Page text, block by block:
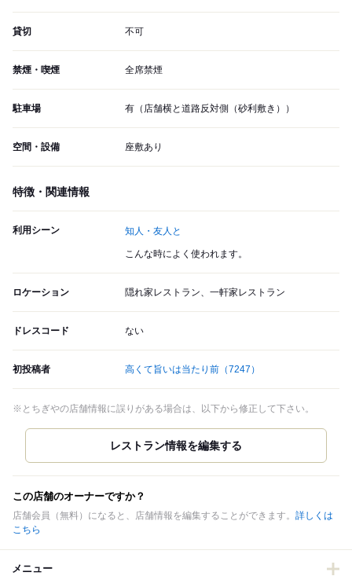
貸切 不可
禁煙・喫煙 全席禁煙
駐車場 有（店舗横と道路反対側（砂利敷き））
空間・設備 座敷あり
特徴・関連情報
利用シーン 知人・友人と
こんな時によく使われます。
ロケーション 隠れ家レストラン、一軒家レストラン
ドレスコード ない
初投稿者 高くて旨いは当たり前 （7247）
※とちぎやの店舗情報に誤りがある場合は、以下から修正して下さい。
この店舗のオーナーですか？
店舗会員（無料）になると、店舗情報を編集することができます。 詳しくは
こちら
メニュー